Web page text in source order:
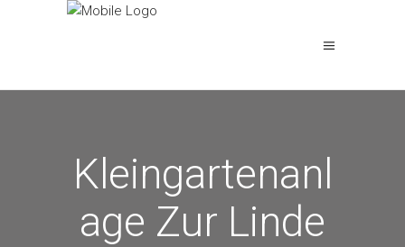
Kleingartenanl
age Zur Linde